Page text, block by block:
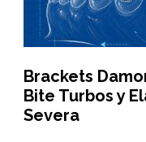
Brackets
Bite Turbos y
Severa